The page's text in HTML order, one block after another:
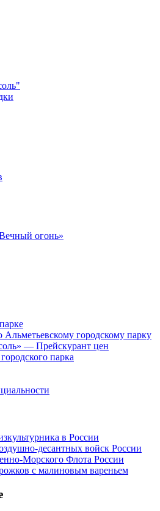
огонь»
городскому парку
— Прейскурант цен
парка
в России
десантных войск России
Морского Флота России
с малиновым вареньем